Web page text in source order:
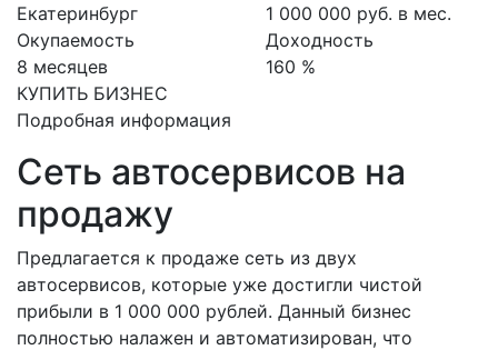
Екатеринбург
Окупаемость
8 месяцев
КУПИТЬ БИЗНЕС
1 000 000 руб. в мес.
Доходность
160 %
Подробная информация
Сеть автосервисов на
продажу
Предлагается к продаже сеть из двух
автосервисов, которые уже достигли чистой
прибыли в 1 000 000 рублей. Данный бизнес
полностью налажен и автоматизирован, что